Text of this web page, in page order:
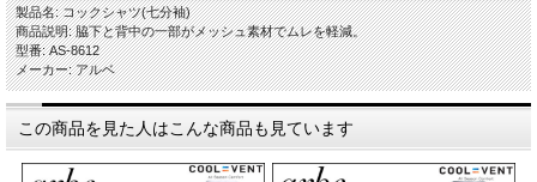
製品名: コックシャツ(七分袖)
商品説明: 脇下と背中の一部がメッシュ素材でムレを軽減。
型番: AS-8612
メーカー: アルベ
この商品を見た人はこんな商品も見ています